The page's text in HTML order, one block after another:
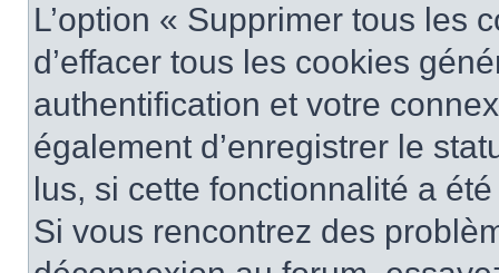
L’option « Supprimer tous les
d’effacer tous les cookies
authentification et votre
également d’enregistrer le
lus, si cette fonctionnalité a
Si vous rencontrez des